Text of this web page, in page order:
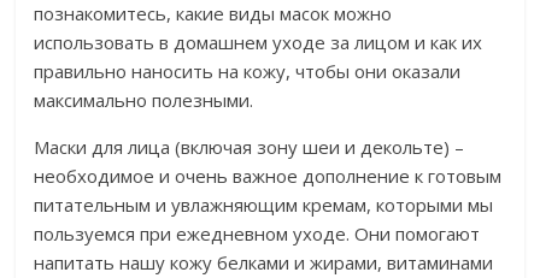
познакомитесь, какие виды масок можно
использовать в домашнем уходе за лицом и как их
правильно наносить на кожу, чтобы они оказали
максимально полезными.
Маски для лица (включая зону шеи и декольте) –
необходимое и очень важное дополнение к готовым
питательным и увлажняющим кремам, которыми мы
пользуемся при ежедневном уходе. Они помогают
напитать нашу кожу белками и жирами, витаминами